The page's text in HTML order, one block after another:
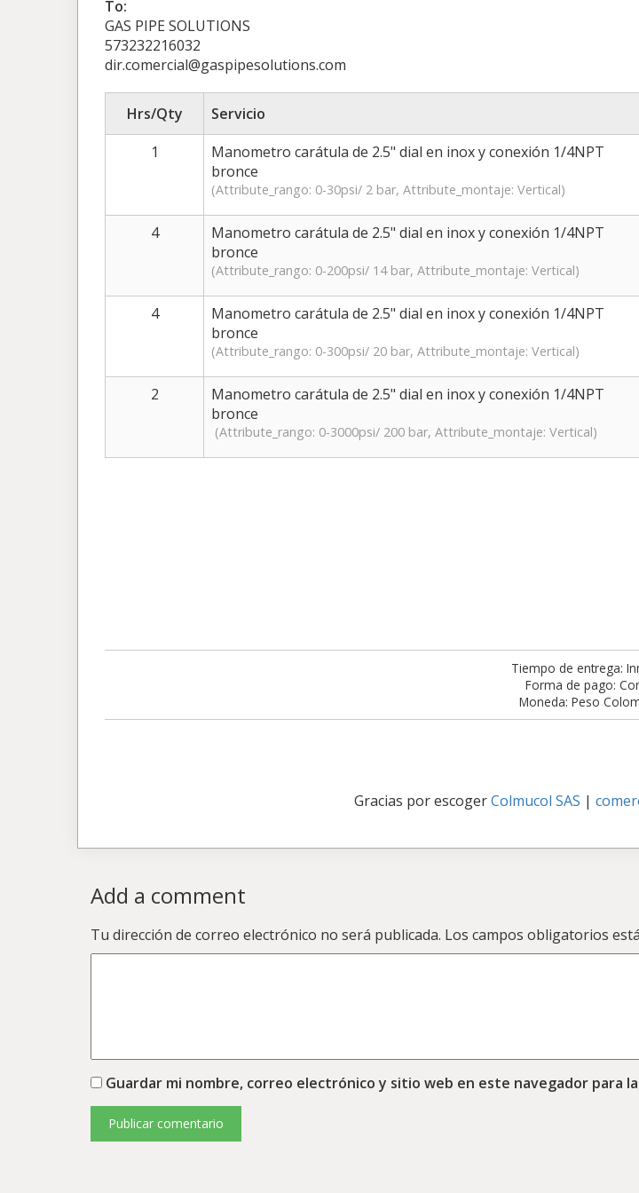
To:
GAS PIPE SOLUTIONS
573232216032
dir.comercial@gaspipesolutions.com
Hrs/Qty Servicio
1
Manometro carátula de 2.5" dial en inox y conexión 1/4NPT
bronce
(Attribute_rango: 0-30psi/ 2 bar, Attribute_montaje: Vertical)
4
Manometro carátula de 2.5" dial en inox y conexión 1/4NPT
bronce
(Attribute_rango: 0-200psi/ 14 bar, Attribute_montaje: Vertical)
4
Manometro carátula de 2.5" dial en inox y conexión 1/4NPT
bronce
(Attribute_rango: 0-300psi/ 20 bar, Attribute_montaje: Vertical)
2
Manometro carátula de 2.5" dial en inox y conexión 1/4NPT
bronce
(Attribute_rango: 0-3000psi/ 200 bar, Attribute_montaje: Vertical)
Tiempo de entrega:
Forma de pago:
Moneda: Peso
Gracias por escogerColmucol SAS |
Add a comment
Tu dirección de correo electrónico no será publicada. Los campos obligatorios
Guardar mi nombre, correo electrónico y sitio web en este navegador para